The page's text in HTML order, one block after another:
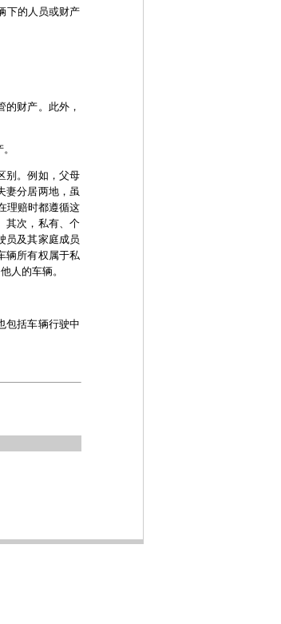
下的人员或财产
财产。此外，
别。例如，父母
妻分居两地，虽
理赔时都遵循这
其次，私有、个
员及其家庭成员
辆所有权属于私
人的车辆。
括车辆行驶中